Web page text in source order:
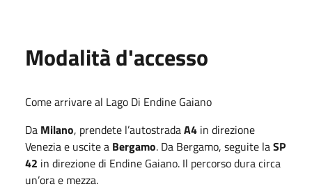
Modalità d'accesso
Come arrivare al Lago Di Endine Gaiano
Da Milano, prendete l’autostradaA4 in direzione
Venezia e uscite a Bergamo. Da Bergamo, seguite laSP
42 in direzione di Endine Gaiano. Il percorso dura circa
un’ora e mezza.